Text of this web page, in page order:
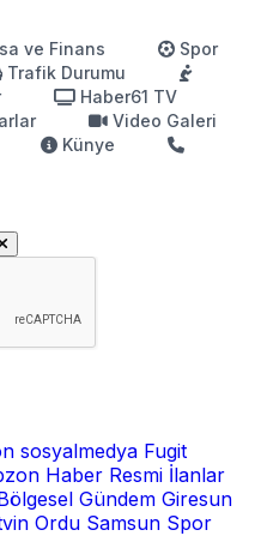
ve Finans
Spor
Trafik Durumu
Haber61 TV
Video Galeri
Künye
sosyalmedya Fugit
Haber Resmi İlanlar
Gündem Giresun
Ordu Samsun Spor